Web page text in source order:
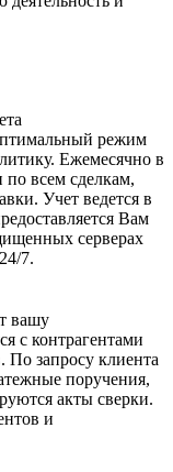
режим
Ежемесячно в
по всем сделкам,
Учет ведется в
Вам
серверах
7.
вашу
с контрагентами
По запросу клиента
поручения,
акты сверки.
и